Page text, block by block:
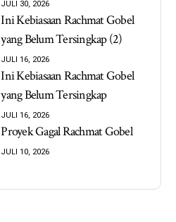
JULI 30, 2026
Ini Kebiasaan Rachmat Gobel
yang Belum Tersingkap (2)
JULI 16, 2026
Ini Kebiasaan Rachmat Gobel
yang Belum Tersingkap
JULI 16, 2026
Proyek Gagal Rachmat Gobel
JULI 10, 2026